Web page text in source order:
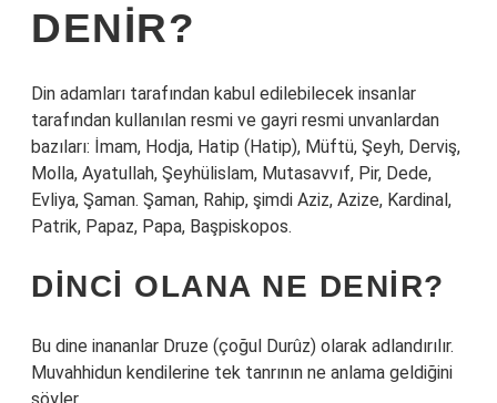
DENIR?
Din adamları tarafından kabul edilebilecek insanlar
tarafından kullanılan resmi ve gayri resmi unvanlardan
bazıları: İmam, Hodja, Hatip (Hatip), Müftü, Şeyh, Derviş,
Molla, Ayatullah, Şeyhülislam, Mutasavvıf, Pir, Dede,
Evliya, Şaman. Şaman, Rahip, şimdi Aziz, Azize, Kardinal,
Patrik, Papaz, Papa, Başpiskopos.
DINCI OLANA NE DENIR?
Bu dine inananlar Druze (çoğul Durûz) olarak adlandırılır.
Muvahhidun kendilerine tek tanrının ne anlama geldiğini